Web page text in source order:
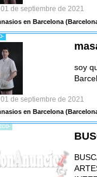
01 de septiembre de 2021
en Barcelona
soy
01 de septiembre de 2021
en Barcelona